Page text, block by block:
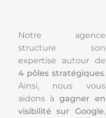
Notre agence
structure son
expertise autour de
4 pôles stratégiques.
Ainsi, nous vous
aidons àgagner en
visibilité sur Google,